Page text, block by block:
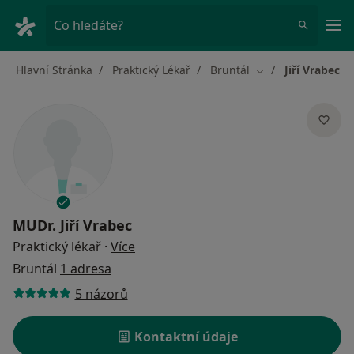
Co hledáte?
Hlavní Stránka Praktický Lékař Bruntál Změna města
Jiří Vrabec
MUDr. Jiří Vrabec
Praktický lékař · Více
Bruntál 1 adresa
5 názorů
Kontaktní údaje